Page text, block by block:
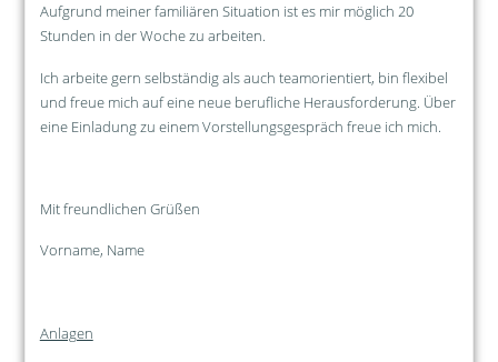
Aufgrund meiner familiären Situation ist es mir möglich 20
Stunden in der Woche zu arbeiten.
Ich arbeite gern selbständig als auch teamorientiert, bin flexibel
und freue mich auf eine neue berufliche Herausforderung. Über
eine Einladung zu einem Vorstellungsgespräch freue ich mich.
Mit freundlichen Grüßen
Vorname, Name
Anlagen